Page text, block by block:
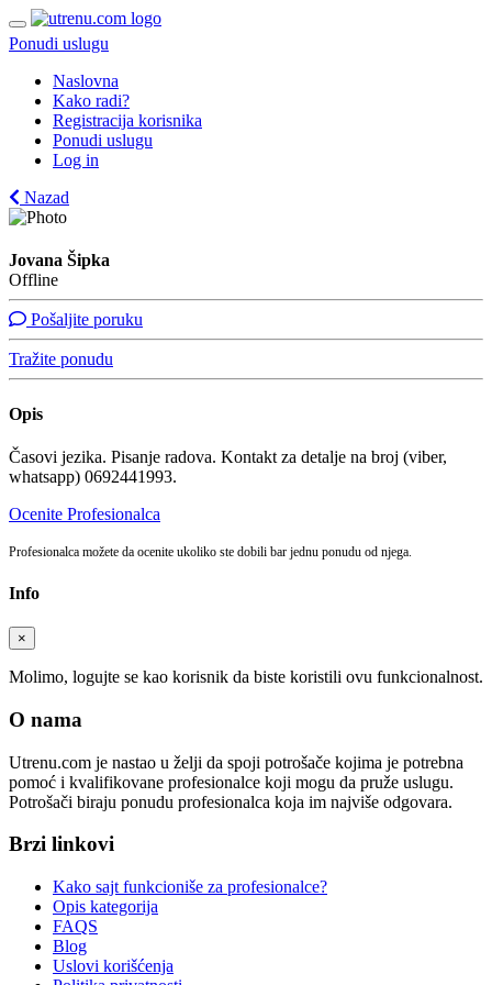
Ponudi uslugu
Naslovna
Kako radi?
Registracija korisnika
Ponudi uslugu
Log in
Nazad
Jovana Šipka
Offline
Pošaljite poruku
Tražite ponudu
Opis
Časovi jezika. Pisanje radova. Kontakt za detalje na broj (viber,
whatsapp) 0692441993.
Ocenite Profesionalca
Profesionalca možete da ocenite ukoliko ste dobili bar jednu ponudu od njega.
Info
×
Molimo, logujte se kao korisnik da biste koristili ovu funkcionalnost.
O nama
Utrenu.com je nastao u želji da spoji potrošače kojima je potrebna
pomoć i kvalifikovane profesionalce koji mogu da pruže uslugu.
Potrošači biraju ponudu profesionalca koja im najviše odgovara.
Brzi linkovi
Kako sajt funkcioniše za profesionalce?
Opis kategorija
FAQS
Blog
Uslovi korišćenja